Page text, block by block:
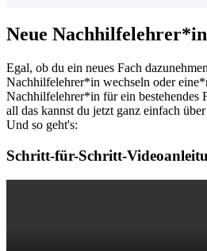
Neue Nachhilfelehrer*
Egal, ob du ein neues Fach dazunehmen
Nachhilfelehrer*in wechseln oder eine*
Nachhilfelehrer*in für ein bestehendes
all das kannst du jetzt ganz einfach über
Und so geht's:
Schritt-für-Schritt-